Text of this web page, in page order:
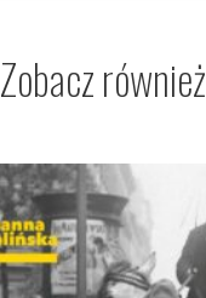
Zobacz również